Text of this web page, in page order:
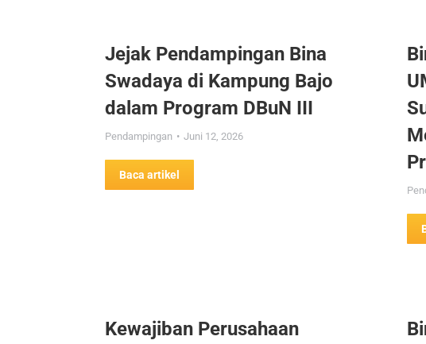
Jejak Pendampingan Bina
Swadaya di Kampung Bajo
dalam Program DBuN III
Pendampingan Juni 12, 2026
Baca artikel
Kewajiban Perusahaan